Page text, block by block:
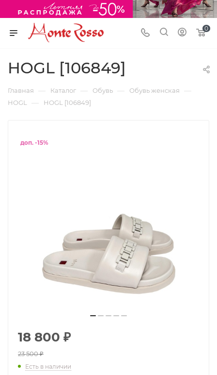
0
HOGL [106849]
Главная — Каталог — Обувь — Обувь женская —
HOGL — HOGL [106849]
доп. -15%
18 800 ₽
23 500₽
Есть в наличии